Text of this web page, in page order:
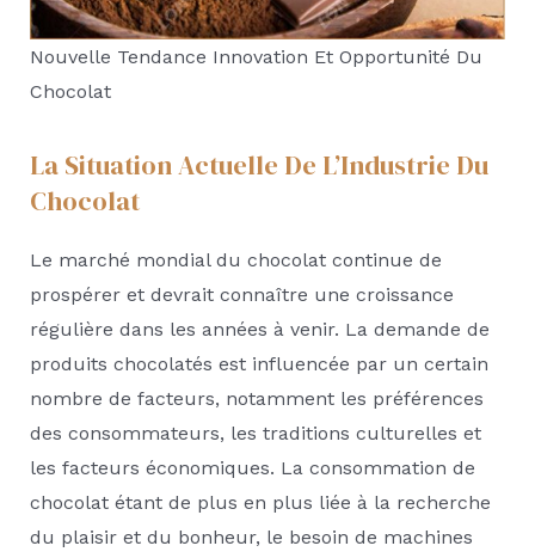
Nouvelle Tendance Innovation Et Opportunité Du
Chocolat
La Situation Actuelle De L’Industrie Du
Chocolat
Le marché mondial du chocolat continue de
prospérer et devrait connaître une croissance
régulière dans les années à venir. La demande de
produits chocolatés est influencée par un certain
nombre de facteurs, notamment les préférences
des consommateurs, les traditions culturelles et
les facteurs économiques. La consommation de
chocolat étant de plus en plus liée à la recherche
du plaisir et du bonheur, le besoin de machines